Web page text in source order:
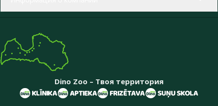
Dino Zoo – Твоя территория